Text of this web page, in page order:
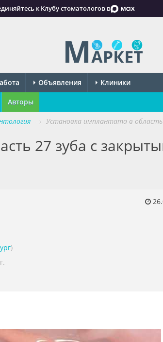
к Клубу стоматологов в
Объявления Клиники
Авторы
→ Установка имплантата в
27 зуба с
)